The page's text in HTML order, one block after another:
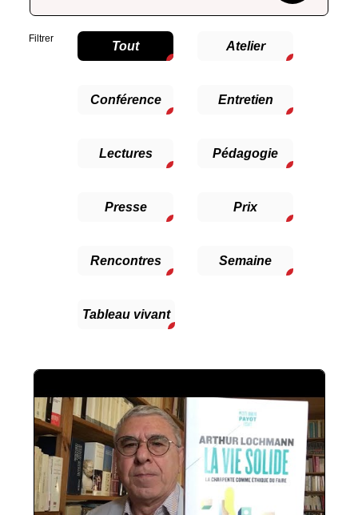
Filtrer
Tout Atelier
Conférence Entretien
Lectures Pédagogie
Presse Prix
Rencontres Semaine
Tableau vivant